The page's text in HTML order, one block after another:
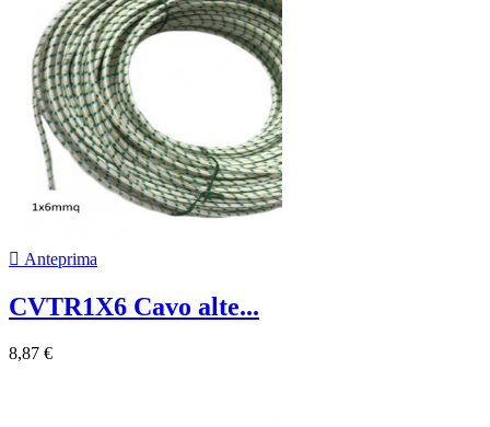
 Anteprima
CVTR1X6 Cavo alte...
8,87 €